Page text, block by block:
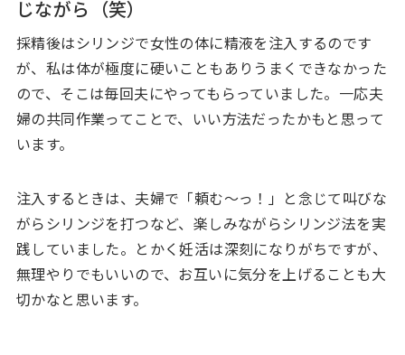
じながら（笑）
採精後はシリンジで女性の体に精液を注入するのです
が、私は体が極度に硬いこともありうまくできなかった
ので、そこは毎回夫にやってもらっていました。一応夫
婦の共同作業ってことで、いい方法だったかもと思って
います。
注入するときは、夫婦で「頼む～っ！」と念じて叫びな
がらシリンジを打つなど、楽しみながらシリンジ法を実
践していました。とかく妊活は深刻になりがちですが、
無理やりでもいいので、お互いに気分を上げることも大
切かなと思います。